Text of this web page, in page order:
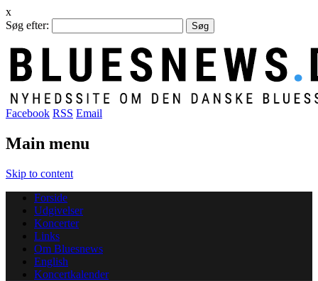
x
Søg efter:
Facebook RSS Email
Main menu
Skip to content
Forside
Udgivelser
Koncerter
Links
Om Bluesnews
English
Koncertkalender